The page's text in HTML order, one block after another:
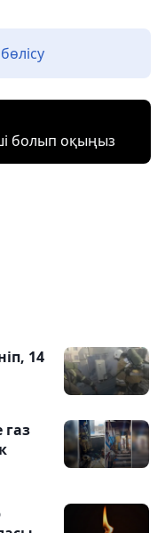
болып оқыңыз
14
газ